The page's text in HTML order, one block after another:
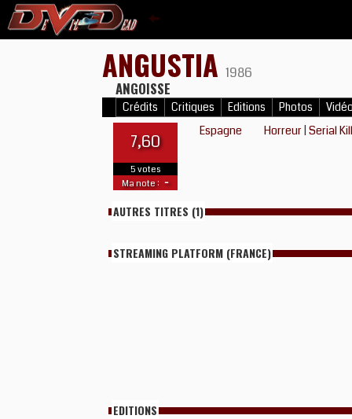
ANGUSTIA 1986
ANGOISSE
Crédits Critiques Editions Photos
7,60
5 votes
Ma note : -
Espagne Horreur |Serial
AUTRES TITRES (1)
STREAMING PLATFORM (FRANCE)
EDITIONS